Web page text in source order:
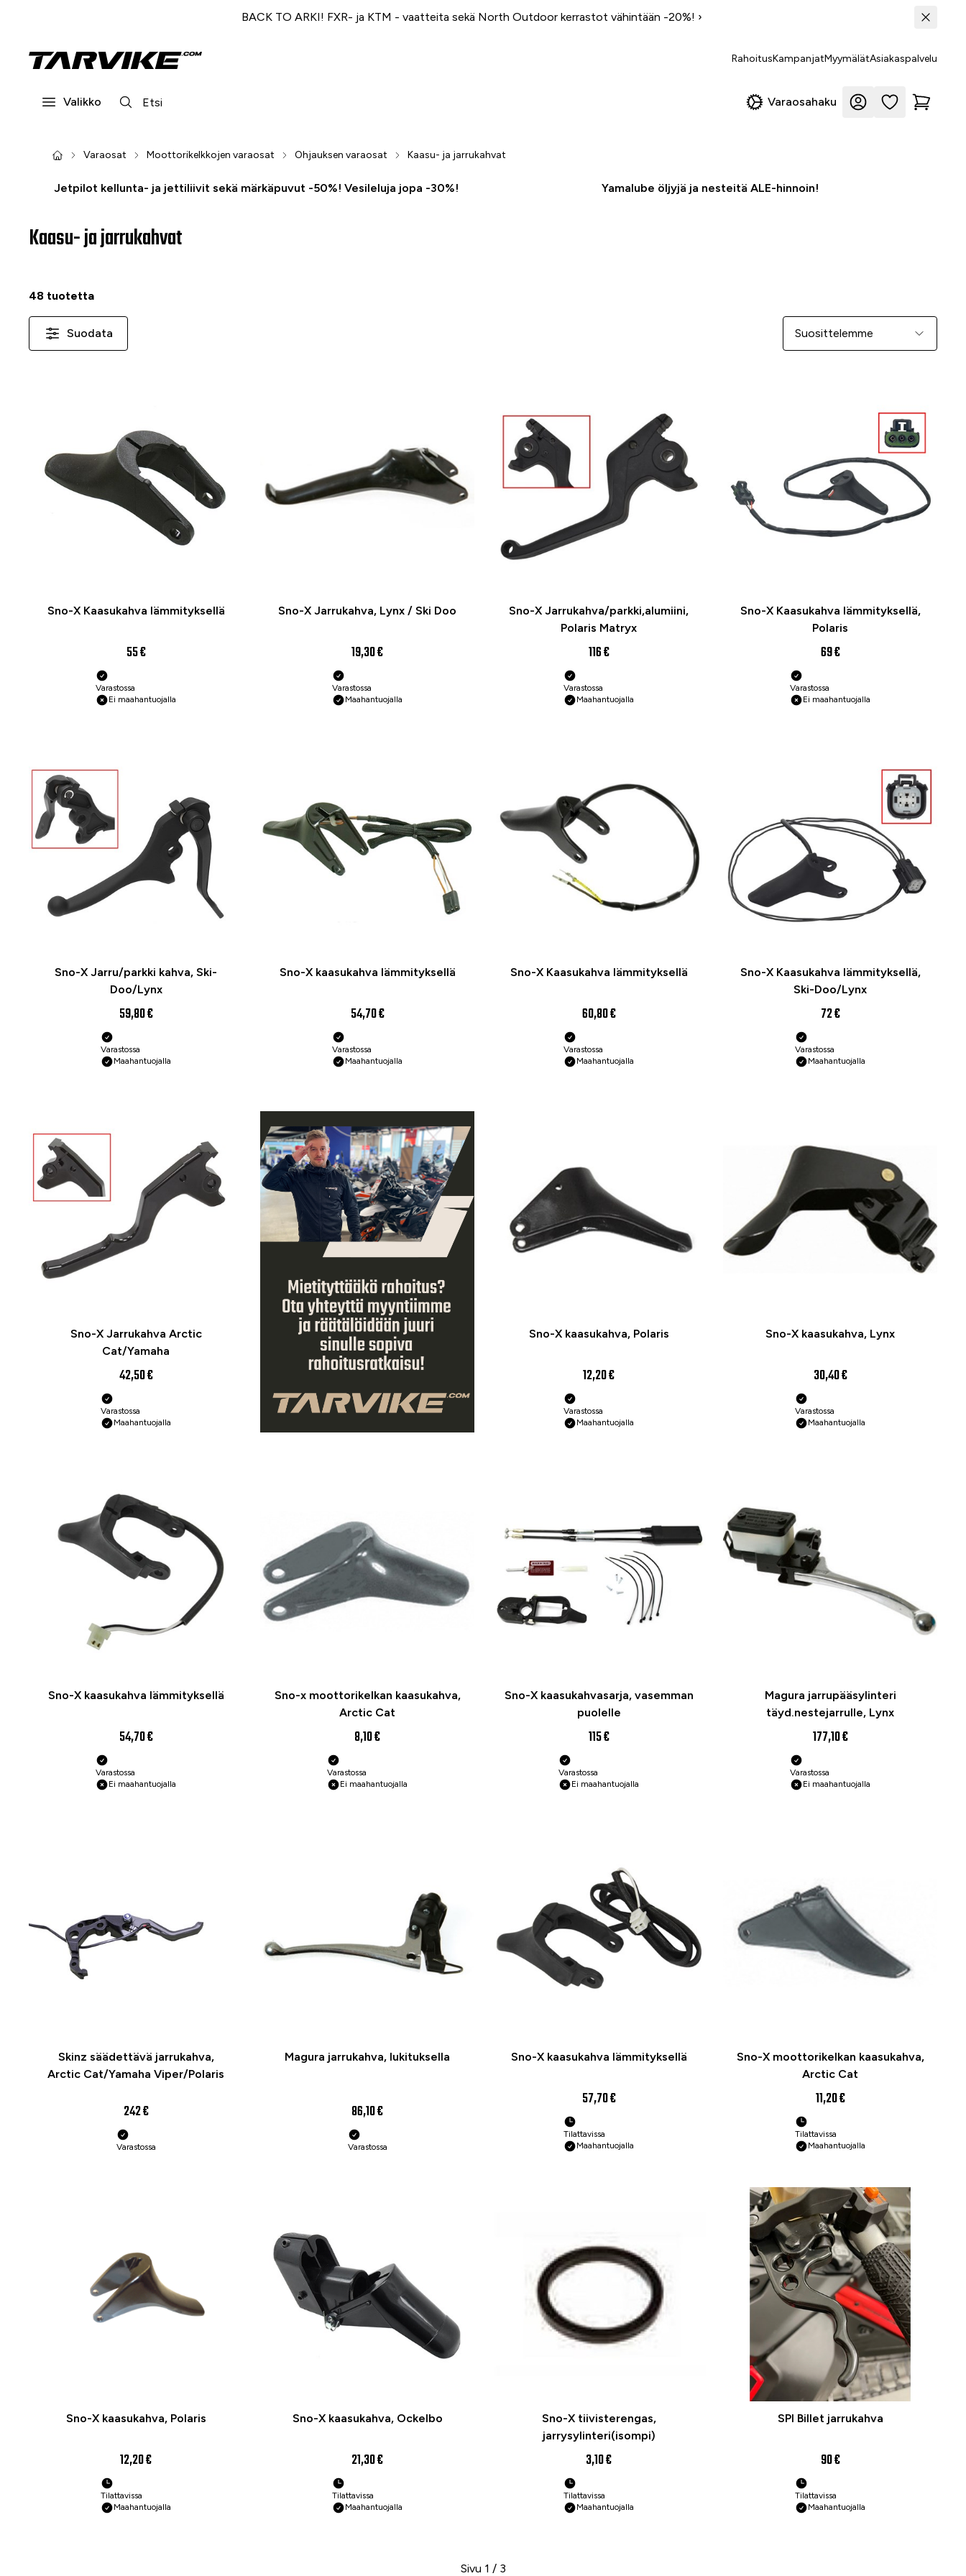
BACK TO ARKI! FXR- ja KTM - vaatteita sekä North Outdoor kerrastot vähintään -20%! ›
RahoitusKampanjatMyymälätAsiakaspalvelu
Valikko Varaosahaku
Varaosat Moottorikelkkojen varaosat Ohjauksen varaosat Kaasu- ja jarrukahvat
Jetpilot kellunta- ja jettiliivit sekä märkäpuvut -50%! Vesileluja jopa -30%! Yamalube öljyjä ja nesteitä ALE-hinnoin!
Kaasu- ja jarrukahvat
48 tuotetta
Suodata Järjestä
Sno-X Kaasukahva lämmityksellä
55 €
Varastossa
Ei maahantuojalla
Sno-X Jarrukahva, Lynx / Ski Doo
19,30 €
Varastossa
Maahantuojalla
Sno-X Jarrukahva/parkki,alumiini,
Polaris Matryx
116 €
Varastossa
Maahantuojalla
Sno-X Kaasukahva lämmityksellä,
Polaris
69 €
Varastossa
Ei maahantuojalla
Sno-X Jarru/parkki kahva, Ski-
Doo/Lynx
59,80 €
Varastossa
Maahantuojalla
Sno-X kaasukahva lämmityksellä
54,70 €
Varastossa
Maahantuojalla
Sno-X Kaasukahva lämmityksellä
60,80 €
Varastossa
Maahantuojalla
Sno-X Kaasukahva lämmityksellä,
Ski-Doo/Lynx
72 €
Varastossa
Maahantuojalla
Sno-X Jarrukahva Arctic
Cat/Yamaha
42,50 €
Varastossa
Maahantuojalla
Sno-X kaasukahva, Polaris
12,20 €
Varastossa
Maahantuojalla
Sno-X kaasukahva, Lynx
30,40 €
Varastossa
Maahantuojalla
Sno-X kaasukahva lämmityksellä
54,70 €
Varastossa
Ei maahantuojalla
Sno-x moottorikelkan kaasukahva,
Arctic Cat
8,10 €
Varastossa
Ei maahantuojalla
Sno-X kaasukahvasarja, vasemman
puolelle
115 €
Varastossa
Ei maahantuojalla
Magura jarrupääsylinteri
täyd.nestejarrulle, Lynx
177,10 €
Varastossa
Ei maahantuojalla
Skinz säädettävä jarrukahva,
Arctic Cat/Yamaha Viper/Polaris
242 €
Varastossa
Magura jarrukahva, lukituksella
86,10 €
Varastossa
Sno-X kaasukahva lämmityksellä
57,70 €
Tilattavissa
Maahantuojalla
Sno-X moottorikelkan kaasukahva,
Arctic Cat
11,20 €
Tilattavissa
Maahantuojalla
Sno-X kaasukahva, Polaris
12,20 €
Tilattavissa
Maahantuojalla
Sno-X kaasukahva, Ockelbo
21,30 €
Tilattavissa
Maahantuojalla
Sno-X tiivisterengas,
jarrysylinteri(isompi)
3,10 €
Tilattavissa
Maahantuojalla
SPI Billet jarrukahva
90 €
Tilattavissa
Maahantuojalla
Sivu 1 / 3